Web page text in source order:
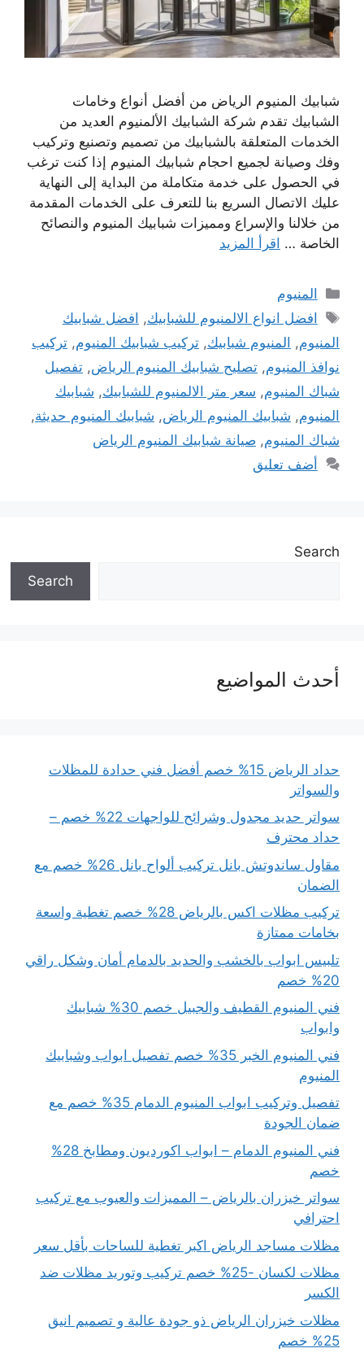
شبابيك المنيوم الرياض من أفضل أنواع وخامات
الشبابيك تقدم شركة الشبابيك الألمنيوم العديد من
الخدمات المتعلقة بالشبابيك من تصميم وتصنيع وتركيب
وفك وصيانة لجميع احجام شبابيك المنيوم إذا كنت ترغب
في الحصول على خدمة متكاملة من البداية إلى النهاية
عليك الاتصال السريع بنا للتعرف على الخدمات المقدمة
من خلالنا والإسراع ومميزات شبابيك المنيوم والنصائح
الخاصة … اقرأ المزيد
التصنيفات
المنيوم
الوسوم
افضل انواع الالمنيوم للشبابيك, افضل شبابيك
المنيوم, المنيوم شبابيك, تركيب شبابيك المنيوم, تركيب
نوافذ المنيوم, تصليح شبابيك المنيوم الرياض, تفصيل
شباك المنيوم, سعر متر الالمنيوم للشبابيك, شبابيك
المنيوم, شبابيك المنيوم الرياض, شبابيك المنيوم حديثة,
شباك المنيوم, صيانة شبابيك المنيوم الرياض
أضف تعليق
Search
Search
أحدث المواضيع
حداد الرياض 15% خصم أفضل فني حدادة للمظلات
والسواتر
سواتر حديد مجدول وشرائح للواجهات 22% خصم –
حداد محترف
مقاول ساندوتش بانل تركيب ألواح بانل 26% خصم مع
الضمان
تركيب مظلات اكس بالرياض 28% خصم تغطية واسعة
بخامات ممتازة
تلبيس ابواب بالخشب والحديد بالدمام أمان وشكل راقي
20% خصم
فني المنيوم القطيف والجبيل خصم 30% شبابيك
وابواب
فني المنيوم الخبر 35% خصم تفصيل ابواب وشبابيك
المنيوم
تفصيل وتركيب ابواب المنيوم الدمام 35% خصم مع
ضمان الجودة
فني المنيوم الدمام – ابواب اكورديون ومطابخ 28%
خصم
سواتر خيزران بالرياض – المميزات والعيوب مع تركيب
احترافي
مظلات مساجد الرياض اكبر تغطية للساحات بأقل سعر
مظلات لكسان -25% خصم تركيب وتوريد مظلات ضد
الكسر
مظلات خيزران الرياض ذو جودة عالية و تصميم انيق
25% خصم